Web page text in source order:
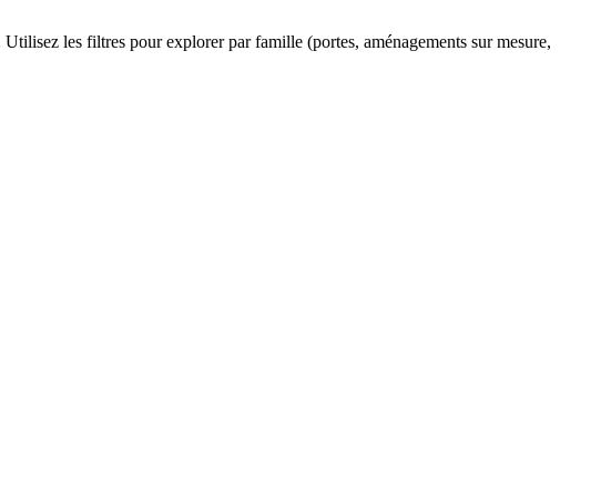
les filtres pour explorer par famille (portes, aménagements sur mesure,